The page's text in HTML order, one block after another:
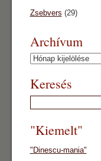
Zsebvers (29)
Archívum
Archívum
Keresés
"Kiemelt"
"Dinescu-mania"